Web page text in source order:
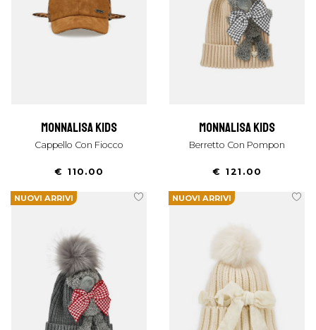
monnalisa kids
Cappello Con Fiocco
€ 110.00
monnalisa kids
Berretto Con Pompon
€ 121.00
NUOVI ARRIVI NUOVI ARRIVI